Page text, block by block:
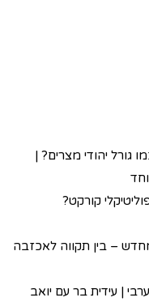
גורל יהודי מצרים? |
קורקט?
– בין תקווה לאכזבה
| עידית בר עם יואב